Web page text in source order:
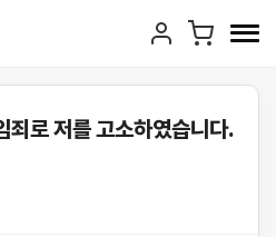
죄로 저를 고소하였습니다.